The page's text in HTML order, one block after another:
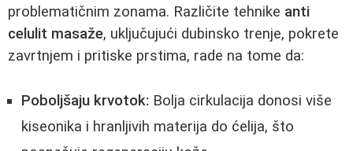
problematičnim zonama. Različite tehnike anti
celulit masaže, uključujući dubinsko trenje, pokrete
zavrtnjem i pritiske prstima, rade na tome da:
Poboljšaju krvotok: Bolja cirkulacija donosi više
kiseonika i hranljivih materija do ćelija, što